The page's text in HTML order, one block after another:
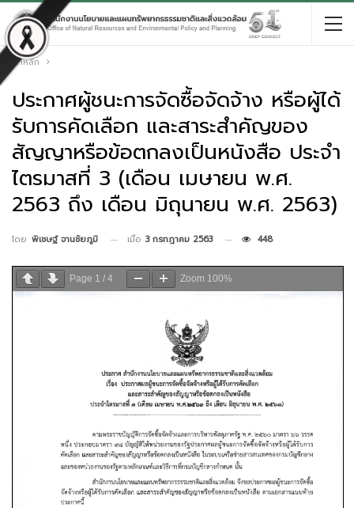
หน้าหลัก
ประกาศผู้ชนะการจัดซื้อจัดจ้าง หรือผู้ได้
รับการคัดเลือก และสาระสำคัญของ
สัญญาหรือข้อตกลงเป็นหนังสือ ประจำ
ไตรมาสที่ 3 (เดือน เมษายน พ.ศ.
2563 ถึง เดือน มิถุนายน พ.ศ. 2563)
โดย พิเชษฐ์ จานชัยภูมิ เมื่อ 3 กรกฎาคม 2563 448
Page 1 / 4 Zoom 100%